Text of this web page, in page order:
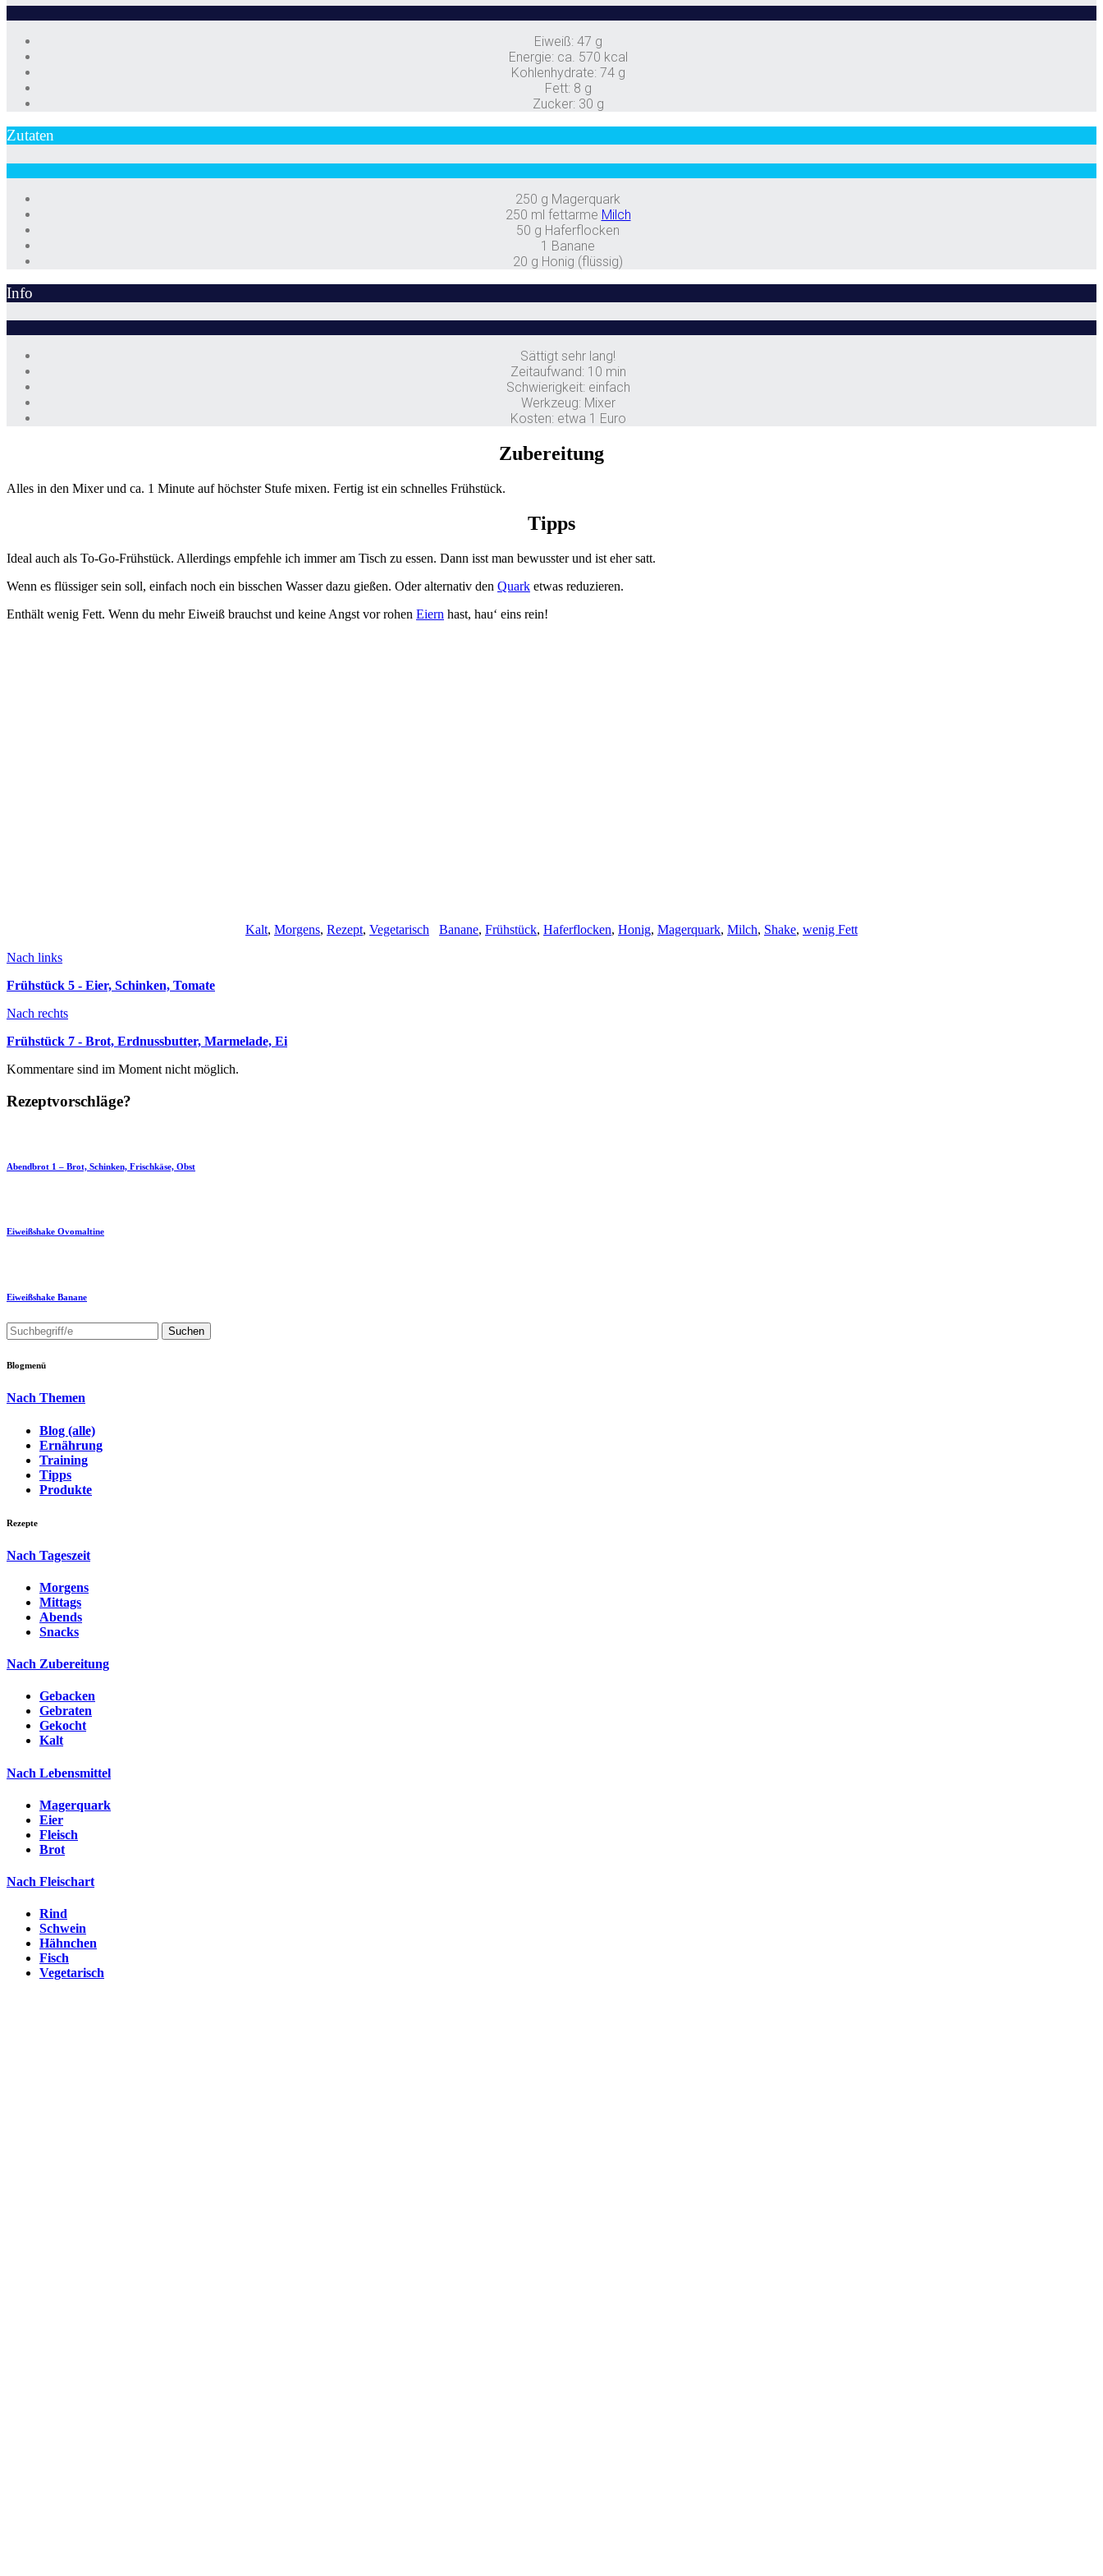
Eiweiß: 47 g
Energie: ca. 570 kcal
Kohlenhydrate: 74 g
Fett: 8 g
Zucker: 30 g
Zutaten
250 g Magerquark
250 ml fettarme Milch
50 g Haferflocken
1 Banane
20 g Honig (flüssig)
Info
Sättigt sehr lang!
Zeitaufwand: 10 min
Schwierigkeit: einfach
Werkzeug: Mixer
Kosten: etwa 1 Euro
Zubereitung
Alles in den Mixer und ca. 1 Minute auf höchster Stufe mixen. Fertig ist ein schnelles Frühstück.
Tipps
Ideal auch als To-Go-Frühstück. Allerdings empfehle ich immer am Tisch zu essen. Dann isst man bewusster und ist eher satt.
Wenn es flüssiger sein soll, einfach noch ein bisschen Wasser dazu gießen. Oder alternativ den Quark etwas reduzieren.
Enthält wenig Fett. Wenn du mehr Eiweiß brauchst und keine Angst vor rohen Eiern hast, hau‘ eins rein!
Kalt, Morgens, Rezept, Vegetarisch Banane, Frühstück, Haferflocken, Honig, Magerquark, Milch, Shake, wenig Fett
Nach links
Frühstück 5 - Eier, Schinken, Tomate
Nach rechts
Frühstück 7 - Brot, Erdnussbutter, Marmelade, Ei
Kommentare sind im Moment nicht möglich.
Rezeptvorschläge?
Abendbrot 1 – Brot, Schinken, Frischkäse, Obst
Eiweißshake Ovomaltine
Eiweißshake Banane
Blogmenü
Nach Themen
Blog (alle)
Ernährung
Training
Tipps
Produkte
Rezepte
Nach Tageszeit
Morgens
Mittags
Abends
Snacks
Nach Zubereitung
Gebacken
Gebraten
Gekocht
Kalt
Nach Lebensmittel
Magerquark
Eier
Fleisch
Brot
Nach Fleischart
Rind
Schwein
Hähnchen
Fisch
Vegetarisch